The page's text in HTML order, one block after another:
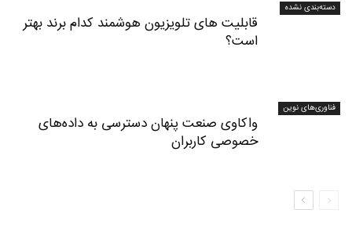
دسته‌بندی نشده
قابلیت های تلویزیون هوشمند کدام برند بهتر
است؟
فناوری‌های نوین
واکاوی صنعت پنهان دسترسی به داده‌های
خصوصی کاربران